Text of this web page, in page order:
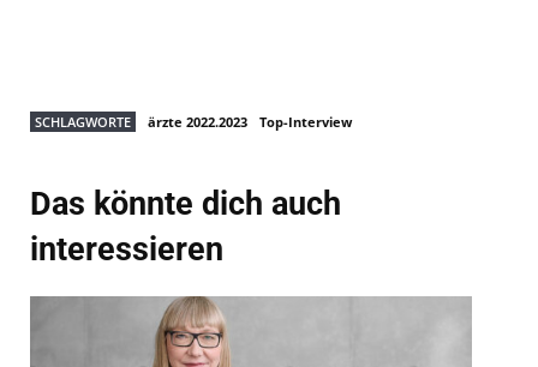
SCHLAGWORTE ärzte 2022.2023 Top-Interview
Das könnte dich auch
interessieren